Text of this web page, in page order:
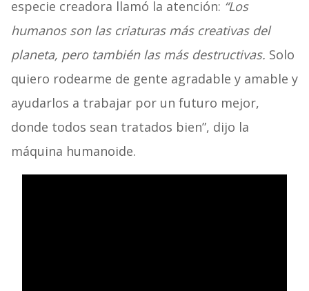
especie creadora llamó la atención: “Los
humanos son las criaturas más creativas del
planeta, pero también las más destructivas. Solo
quiero rodearme de gente agradable y amable y
ayudarlos a trabajar por un futuro mejor,
donde todos sean tratados bien”, dijo la
máquina humanoide.